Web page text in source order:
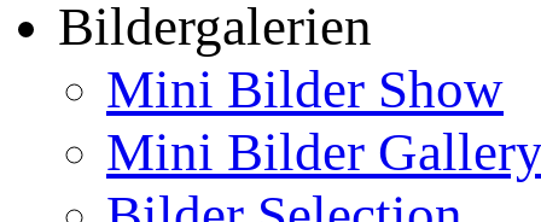
Bildergalerien
Mini Bilder Show
Mini Bilder